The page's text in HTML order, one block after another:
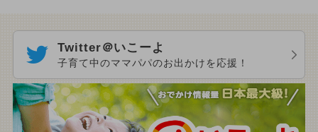
Twitter＠いこーよ
子育て中のママパパのお出かけを応援！